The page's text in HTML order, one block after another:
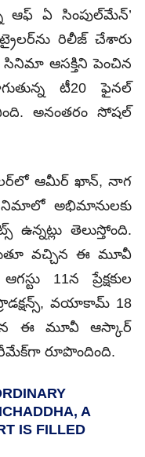
ఆఫ్‌ ఏ సింపుల్‌మేన్‌’
రిలీజ్‌ చేశారు
సినిమా ఆసక్తిని పెంచిన
టీ20 ఫైనల్‌
అనంతరం సోషల్
ఆమీర్‌ ఖాన్, నాగ
అభిమానులకు
ఉన్నట్లు తెలుస్తోంది.
వచ్చిన ఈ మూవీ
11న ప్రేక్షకుల
వయాకామ్‌ 18
ఈ మూవీ ఆస్కార్‌
రీమేక్‌గా రూపొందింది.
, A
IS FILLED